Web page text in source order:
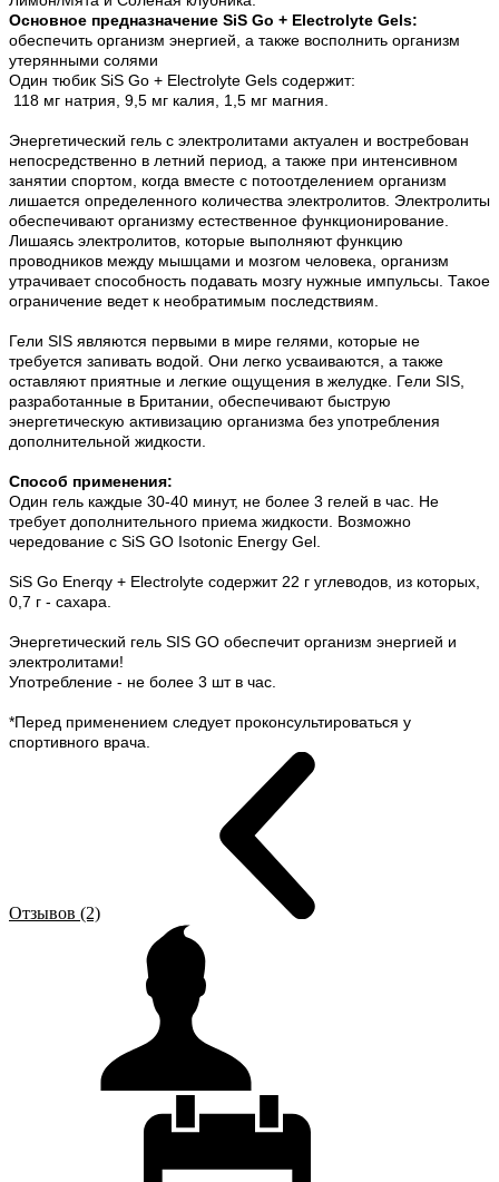
Основное предназначение SiS Go + Electrolyte Gels:
обеспечить организм энергией, а также восполнить организм
утерянными солями
Один тюбик SiS Go + Electrolyte Gels содержит:
118 мг натрия, 9,5 мг калия, 1,5 мг магния.
Энергетический гель с электролитами актуален и востребован
непосредственно в летний период, а также при интенсивном
занятии спортом, когда вместе с потоотделением организм
лишается определенного количества электролитов. Электролиты
обеспечивают организму естественное функционирование.
Лишаясь электролитов, которые выполняют функцию
проводников между мышцами и мозгом человека, организм
утрачивает способность подавать мозгу нужные импульсы. Такое
ограничение ведет к необратимым последствиям.
Гели SIS являются первыми в мире гелями, которые не
требуется запивать водой. Они легко усваиваются, а также
оставляют приятные и легкие ощущения в желудке. Гели SIS,
разработанные в Британии, обеспечивают быструю
энергетическую активизацию организма без употребления
дополнительной жидкости.
Способ применения:
Один гель каждые 30-40 минут, не более 3 гелей в час. Не
требует дополнительного приема жидкости. Возможно
чередование с SiS GO Isotonic Energy Gel.
SiS Go Enerqy + Electrolyte содержит 22 г углеводов, из которых,
0,7 г - сахара.
Энергетический гель SIS GO обеспечит организм энергией и
электролитами!
Употребление - не более 3 шт в час.
*Перед применением следует проконсультироваться у
спортивного врача.
Отзывов (2)